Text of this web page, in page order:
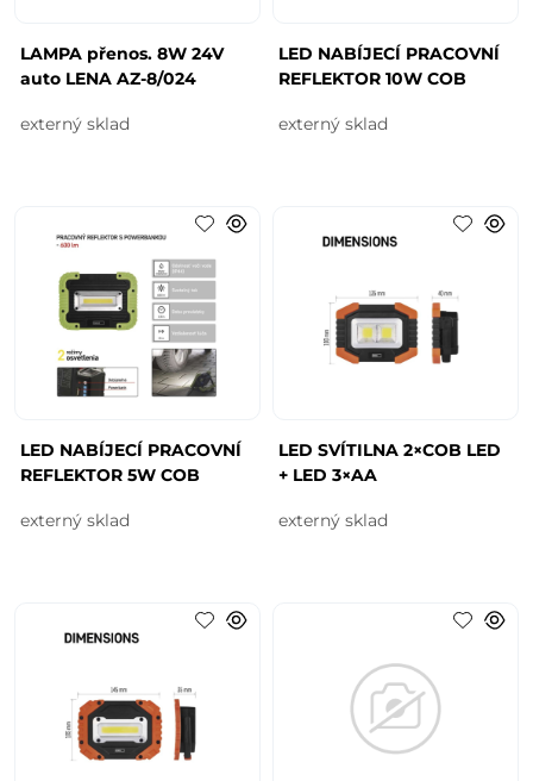
LAMPA přenos. 8W 24V
auto LENA AZ-8/024
externý sklad
LED NABÍJECÍ PRACOVNÍ
REFLEKTOR 10W COB
externý sklad
LED NABÍJECÍ PRACOVNÍ
REFLEKTOR 5W COB
externý sklad
LED SVÍTILNA 2×COB LED
+ LED 3×AA
externý sklad